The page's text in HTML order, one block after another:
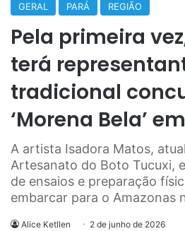
GERAL PARÁ REGIÃO
Pela primeira
terá
tradicional
‘Morena Bela’
A artista Isadora Matos,
Artesanato do Boto Tucuxi,
de ensaios e preparação
embarcar para o Amazonas
Alice Ketllen 2 de junho de 2026